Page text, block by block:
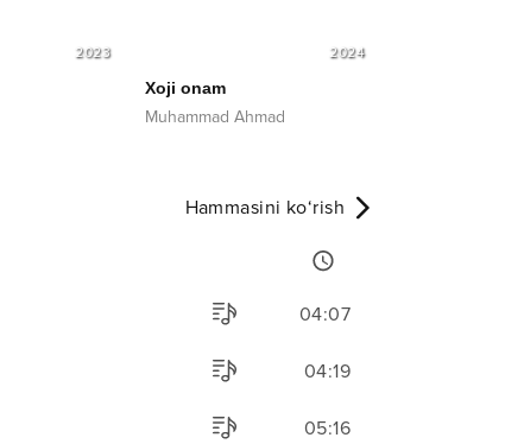
2023 2024
Xoji onam
Muhammad Ahmad
Hammasini ko‘rish
04:07
04:19
05:16